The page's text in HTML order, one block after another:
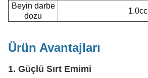
Beyin darbe
dozu
1.0cc
Ürün Avantajları
1. Güçlü Sırt Emimi